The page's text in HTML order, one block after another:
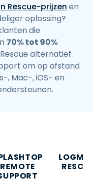
Rescue-prijzen en
oplossing?
die
70% tot 90%
alternatief.
om op afstand
, Mac-, iOS- en
REMOTE